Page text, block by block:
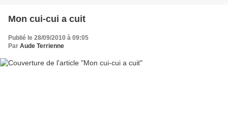
Mon cui-cui a cuit
Publié le 28/09/2010 à 09:05
Par Aude Terrienne